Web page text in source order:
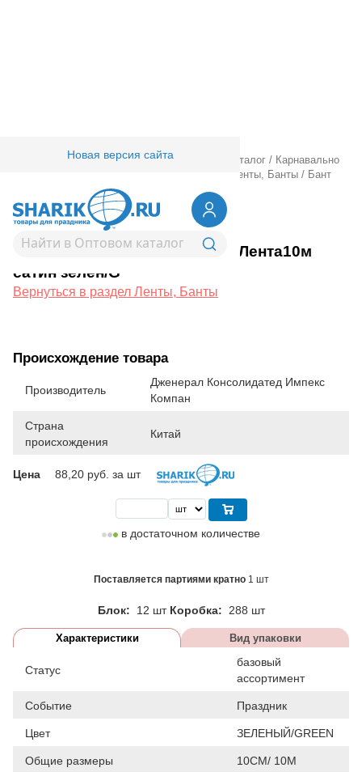
Новая версия сайта
Товары для праздника/ Оптовый каталог / Карнавально
Ленты, Банты / Бант
Звезда10см +Лента10м сатин зелен/G
1507-1883Бант Звезда10см +Лента10м
сатин зелен/G
Вернуться в раздел Ленты, Банты
Происхождение товара
Производитель
Дженерал Консолидатед Импекс
Компан
Страна
происхождения
Китай
Цена 88,20 руб. за шт
в достаточном количестве
Поставляется партиями кратно 1 шт
Блок: 12 шт Коробка: 288 шт
Характеристики Вид упаковки
Статус
базовый
ассортимент
Событие Праздник
Цвет ЗЕЛЕНЫЙ/GREEN
Общие размеры 10СМ/ 10М